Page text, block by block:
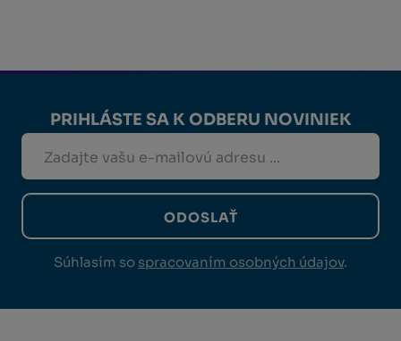
PRIHLÁSTE SA K ODBERU NOVINIEK
ODOSLAŤ
Súhlasím so spracovaním osobných údajov.